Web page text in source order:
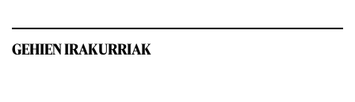
GEHIEN IRAKURRIAK